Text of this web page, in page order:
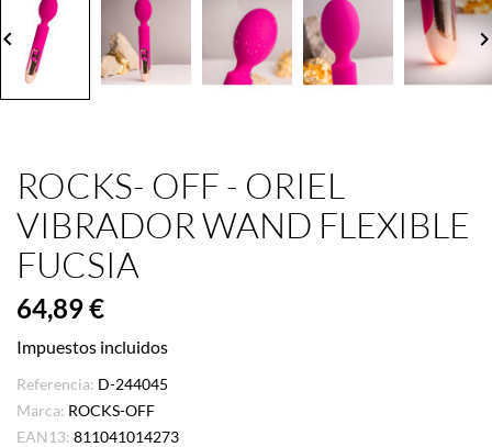
ROCKS- OFF - ORIEL
VIBRADOR WAND FLEXIBLE
FUCSIA
64,89 €
Impuestos incluidos
Referencia: D-244045
Marca: ROCKS-OFF
EAN13: 811041014273